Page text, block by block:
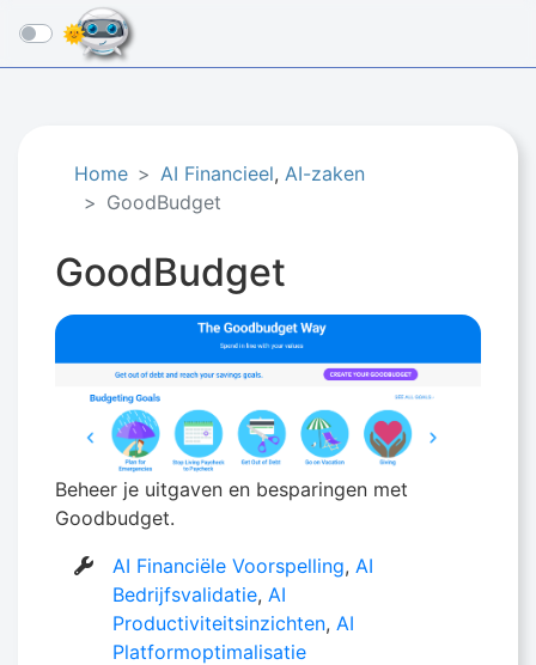
☰
Home AI Financieel, AI-zaken
GoodBudget
GoodBudget
Beheer je uitgaven en besparingen met
Goodbudget.
AI Financiële Voorspelling,AI
Bedrijfsvalidatie,AI
Productiviteitsinzichten,AI
Platformoptimalisatie